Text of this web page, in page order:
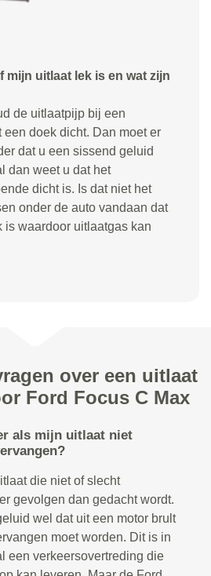
mijn uitlaat lek is en wat zijn
de uitlaatpijp bij een
een doek dicht. Dan moet er
dat u een sissend geluid
dan weet u dat het
dicht is. Is dat niet het
onder de auto vandaan dat
is waardoor uitlaatgas kan
over een uitlaat
Ford Focus C Max
als mijn uitlaat niet
die niet of slecht
gevolgen dan gedacht wordt.
wel dat uit een motor brult
moet worden. Dit is in
een verkeersovertreding die